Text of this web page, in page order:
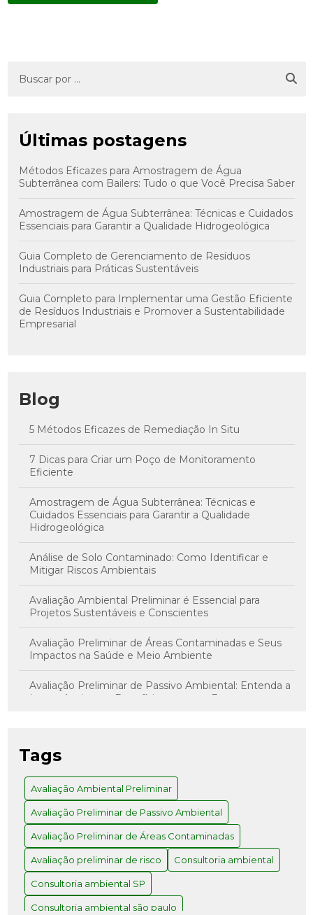
Últimas postagens
Métodos Eficazes para Amostragem de Água
Subterrânea com Bailers: Tudo o que Você Precisa Saber
Amostragem de Água Subterrânea: Técnicas e Cuidados
Essenciais para Garantir a Qualidade Hidrogeológica
Guia Completo de Gerenciamento de Resíduos
Industriais para Práticas Sustentáveis
Guia Completo para Implementar uma Gestão Eficiente
de Resíduos Industriais e Promover a Sustentabilidade
Empresarial
Blog
5 Métodos Eficazes de Remediação In Situ
7 Dicas para Criar um Poço de Monitoramento
Eficiente
Amostragem de Água Subterrânea: Técnicas e
Cuidados Essenciais para Garantir a Qualidade
Hidrogeológica
Análise de Solo Contaminado: Como Identificar e
Mitigar Riscos Ambientais
Avaliação Ambiental Preliminar é Essencial para
Projetos Sustentáveis e Conscientes
Avaliação Preliminar de Áreas Contaminadas e Seus
Impactos na Saúde e Meio Ambiente
Avaliação Preliminar de Passivo Ambiental: Entenda a
Importância e os Benefícios para sua Empresa
Caminho para Decisões Assertivas
Avaliação Preliminar: Como Realizar e Quais os
Benefícios para Seu Projeto
Como a Consultoria Ambiental em SP Pode
Transformar Seu Negócio
Como a Consultoria Ambiental SP Pode Transformar
Seu Negócio
Tags
Avaliação Ambiental Preliminar
Avaliação Preliminar de Passivo Ambiental
Avaliação Preliminar de Áreas Contaminadas
Avaliação preliminar de risco Consultoria ambiental
Consultoria ambiental SP
Consultoria ambiental são paulo